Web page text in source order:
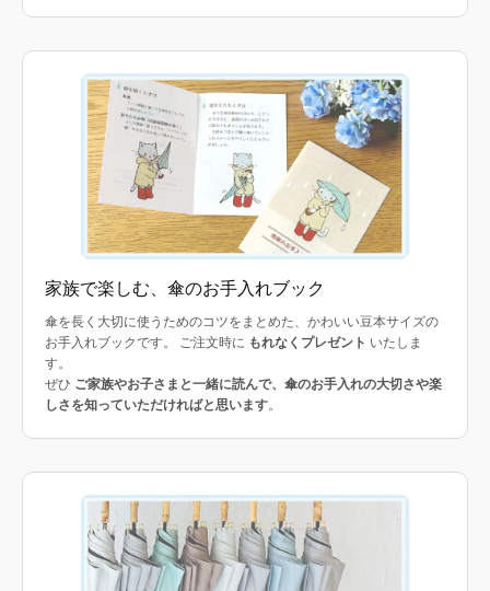
家族で楽しむ、傘のお手入れブック
傘を長く大切に使うためのコツをまとめた、かわいい豆本サイズの
お手入れブックです。 ご注文時に もれなくプレゼント いたしま
す。
ぜひ ご家族やお子さまと一緒に読んで、傘のお手入れの大切さや楽
しさを知っていただければと思います。